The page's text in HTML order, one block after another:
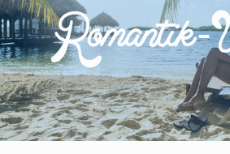
Romantik-